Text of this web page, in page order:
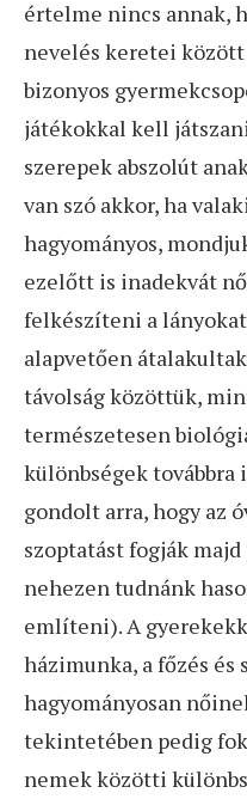
értelme nincs annak,
nevelés keretei között
bizonyos
játékokkal kell
szerepek abszolút
van szó akkor, ha
hagyományos,
ezelőtt is inadekvát
felkészíteni a
alapvetően
távolság közöttük,
természetesen
különbségek továbbra
gondolt arra, hogy az
szoptatást fogják
nehezen tudnánk
említeni). A
házimunka, a főzés és
hagyományosan
tekintetében pedig
nemek közötti